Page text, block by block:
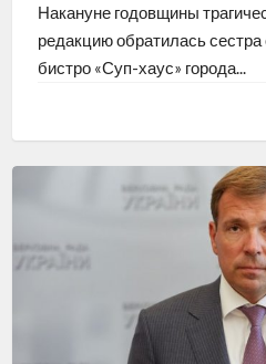
Накануне годовщины
редакцию обратилась
бистро «Суп-хаус» города...